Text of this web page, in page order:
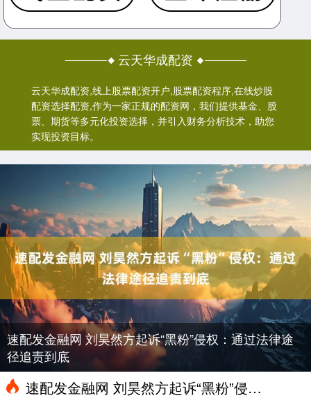
云天华成配资
云天华成配资,线上股票配资开户,股票配资程序,在线炒股
配资选择配资,作为一家正规的配资网，我们提供基金、股
票、期货等多元化投资选择，并引入财务分析技术，助您
实现投资目标。
速配发金融网 刘昊然方起诉“黑粉”侵权：通过法律途
径追责到底
速配发金融网 刘昊然方起诉“黑粉”侵权：通过法律途径追责到底